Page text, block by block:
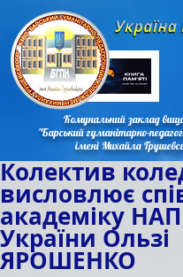
Комунальний заклад
"Барський гуманітарно-
імені Михайла
Колектив
висловлює
академіку
України Ользі
ЯРОШЕНКО